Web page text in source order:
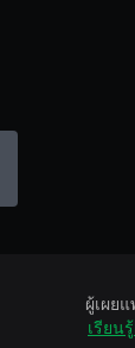
ผู้เผย
เรียน